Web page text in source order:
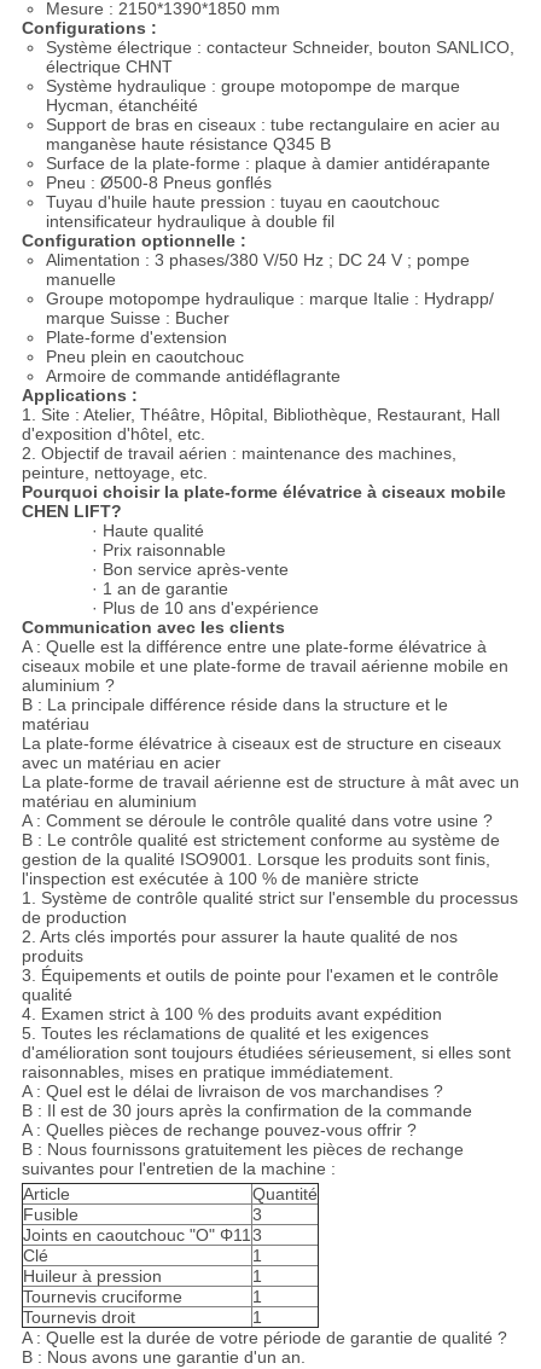
Mesure : 2150*1390*1850 mm
Configurations :
Système électrique : contacteur Schneider, bouton SANLICO,
électrique CHNT
Système hydraulique : groupe motopompe de marque
Hycman, étanchéité
Support de bras en ciseaux : tube rectangulaire en acier au
manganèse haute résistance Q345 B
Surface de la plate-forme : plaque à damier antidérapante
Pneu : Ø500-8 Pneus gonflés
Tuyau d'huile haute pression : tuyau en caoutchouc
intensificateur hydraulique à double fil
Configuration optionnelle :
Alimentation : 3 phases/380 V/50 Hz ; DC 24 V ; pompe
manuelle
Groupe motopompe hydraulique : marque Italie : Hydrapp/
marque Suisse : Bucher
Plate-forme d'extension
Pneu plein en caoutchouc
Armoire de commande antidéflagrante
Applications :
1. Site : Atelier, Théâtre, Hôpital, Bibliothèque, Restaurant, Hall
d'exposition d'hôtel, etc.
2. Objectif de travail aérien : maintenance des machines,
peinture, nettoyage, etc.
Pourquoi choisir la plate-forme élévatrice à ciseaux mobile
CHEN LIFT?
· Haute qualité
· Prix raisonnable
· Bon service après-vente
· 1 an de garantie
· Plus de 10 ans d'expérience
Communication avec les clients
A : Quelle est la différence entre une plate-forme élévatrice à
ciseaux mobile et une plate-forme de travail aérienne mobile en
aluminium ?
B : La principale différence réside dans la structure et le
matériau
La plate-forme élévatrice à ciseaux est de structure en ciseaux
avec un matériau en acier
La plate-forme de travail aérienne est de structure à mât avec un
matériau en aluminium
A : Comment se déroule le contrôle qualité dans votre usine ?
B : Le contrôle qualité est strictement conforme au système de
gestion de la qualité ISO9001. Lorsque les produits sont finis,
l'inspection est exécutée à 100 % de manière stricte
1. Système de contrôle qualité strict sur l'ensemble du processus
de production
2. Arts clés importés pour assurer la haute qualité de nos
produits
3. Équipements et outils de pointe pour l'examen et le contrôle
qualité
4. Examen strict à 100 % des produits avant expédition
5. Toutes les réclamations de qualité et les exigences
d'amélioration sont toujours étudiées sérieusement, si elles sont
raisonnables, mises en pratique immédiatement.
A : Quel est le délai de livraison de vos marchandises ?
B : Il est de 30 jours après la confirmation de la commande
A : Quelles pièces de rechange pouvez-vous offrir ?
B : Nous fournissons gratuitement les pièces de rechange
suivantes pour l'entretien de la machine :
Article
Quantité
Fusible
3
Joints en caoutchouc "O" Φ113
Clé
1
Huileur à pression
1
Tournevis cruciforme
1
Tournevis droit
1
A : Quelle est la durée de votre période de garantie de qualité ?
B : Nous avons une garantie d'un an.